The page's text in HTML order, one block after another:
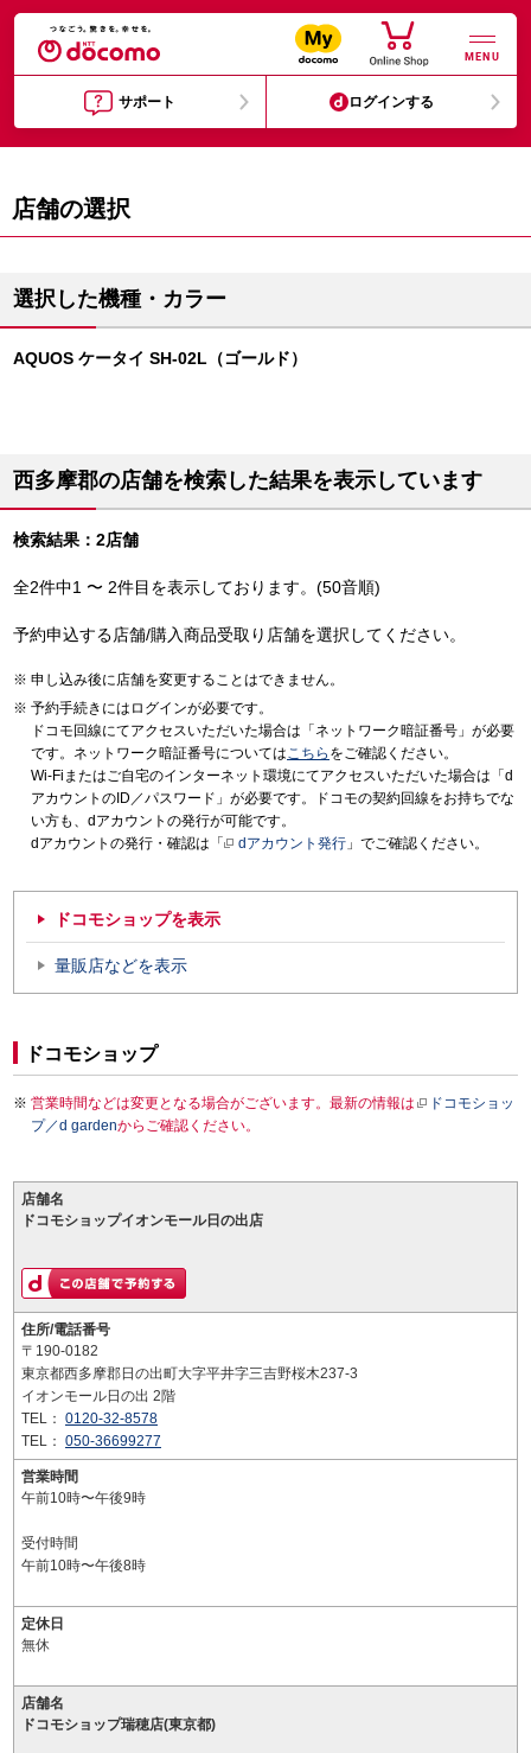
MENU
サポート ログインする
店舗の選択
選択した機種・カラー
AQUOS ケータイ SH-02L（ゴールド）
西多摩郡の店舗を検索した結果を表示しています
検索結果：2店舗
全2件中1 〜 2件目を表示しております。(50音順)
予約申込する店舗/購入商品受取り店舗を選択してください。
申し込み後に店舗を変更することはできません。
予約手続きにはログインが必要です。
ドコモ回線にてアクセスいただいた場合は「ネットワーク暗証番号」が必要
です。ネットワーク暗証番号についてはこちら をご確認ください。
Wi-Fiまたはご自宅のインターネット環境にてアクセスいただいた場合は「d
アカウントのID／パスワード」が必要です。ドコモの契約回線をお持ちでな
い方も、dアカウントの発行が可能です。
dアカウントの発行・確認は「
dアカウント発行 」でご確認ください。
ドコモショップを表示
量販店などを表示
ドコモショップ
営業時間などは変更となる場合がございます。最新の情報は
ドコモショッ
プ／d gardenからご確認ください。
店舗名
ドコモショップイオンモール日の出店
住所/電話番号
〒190-0182
東京都西多摩郡日の出町大字平井字三吉野桜木237-3
イオンモール日の出 2階
TEL： 0120-32-8578
TEL： 050-36699277
営業時間
午前10時〜午後9時
受付時間
午前10時〜午後8時
定休日
無休
店舗名
ドコモショップ瑞穂店(東京都)